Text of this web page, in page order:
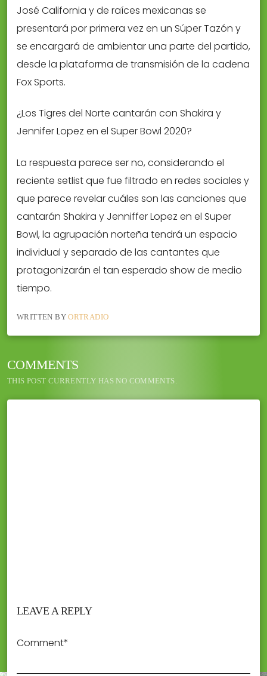
José California y de raíces mexicanas se
presentará por primera vez en un Súper Tazón y
se encargará de ambientar una parte del partido,
desde la plataforma de transmisión de la cadena
Fox Sports.
¿Los Tigres del Norte cantarán con Shakira y
Jennifer Lopez en el Super Bowl 2020?
La respuesta parece ser no, considerando el
reciente setlist que fue filtrado en redes sociales y
que parece revelar cuáles son las canciones que
cantarán Shakira y Jenniffer Lopez en el Super
Bowl, la agrupación norteña tendrá un espacio
individual y separado de las cantantes que
protagonizarán el tan esperado show de medio
tiempo.
WRITTEN BYORTRADIO
COMMENTS
THIS POST CURRENTLY HAS NO COMMENTS.
LEAVE A REPLY
Comment*